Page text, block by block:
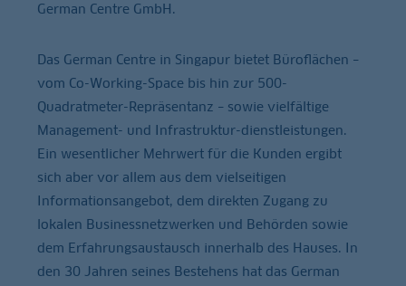
German Centre GmbH.
Das German Centre in Singapur bietet Büroflächen –
vom Co-Working-Space bis hin zur 500-
Quadratmeter-Repräsentanz – sowie vielfältige
Management- und Infrastruktur-dienstleistungen.
Ein wesentlicher Mehrwert für die Kunden ergibt
sich aber vor allem aus dem vielseitigen
Informationsangebot, dem direkten Zugang zu
lokalen Businessnetzwerken und Behörden sowie
dem Erfahrungsaustausch innerhalb des Hauses. In
den 30 Jahren seines Bestehens hat das German